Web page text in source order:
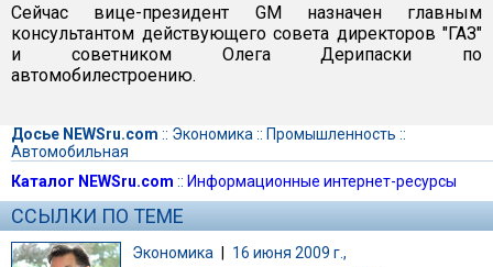
Сейчас вице-президент GM назначен главным
консультантом действующего совета директоров "ГАЗ"
и советником Олега Дерипаски по
автомобилестроению.
Досье NEWSru.com :: Экономика :: Промышленность ::
Автомобильная
Каталог NEWSru.com :: Информационные интернет-ресурсы
ССЫЛКИ ПО ТЕМЕ
Экономика | 16 июня 2009 г.,